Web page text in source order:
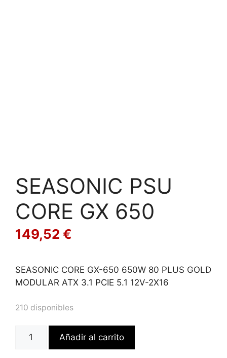
SEASONIC PSU
CORE GX 650
149,52 €
SEASONIC CORE GX-650 650W 80 PLUS GOLD
MODULAR ATX 3.1 PCIE 5.1 12V-2X16
210 disponibles
PSU
Añadir al carrito